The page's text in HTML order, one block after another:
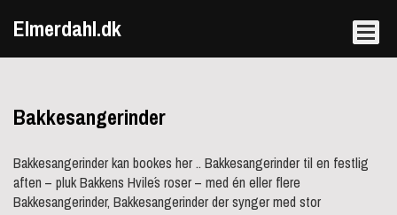
Elmerdahl.dk
Bakkesangerinder
Bakkesangerinder kan bookes her .. Bakkesangerinder til en festlig
aften – pluk Bakkens Hvile´s roser – med én eller flere
Bakkesangerinder, Bakkesangerinder der synger med stor